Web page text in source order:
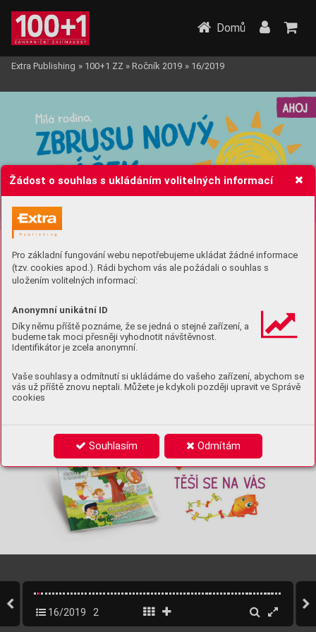
Žádost o souhlas s ukládáním volitelných informací
Pro základní fungování webu nepotřebujeme ukládat žádné informace
(tzv. cookies apod.). Rádi bychom vás ale požádali o souhlas s
uložením volitelných informací:
Anonymní unikátní ID
Díky němu příště poznáme, že se jedná o stejné zařízení, a
budeme tak moci přesněji vyhodnotit návštěvnost.
Identifikátor je zcela anonymní.
Vaše souhlasy a odmítnutí si ukládáme do vašeho zařízení, abychom se
vás už příště znovu neptali. Můžete je kdykoli později upravit ve Správě
cookies
Souhlasím Odmítám
Domů
Extra Publishing » 100+1 ZZ » Ročník 2019 » 16/2019
16/2019 2